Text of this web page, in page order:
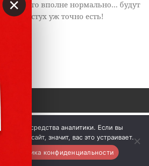
то вполне нормально… будут
— пастух уж точно есть!
vklader.com или
Политика конфиденциальности.
куки и средства аналитики. Если вы
сайт, значит, вас это устраивает.
Политика конфиденциальности